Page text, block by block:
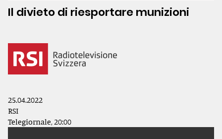
Il divieto di riesportare munizioni
25.04.2022
RSI
Telegiornale, 20:00